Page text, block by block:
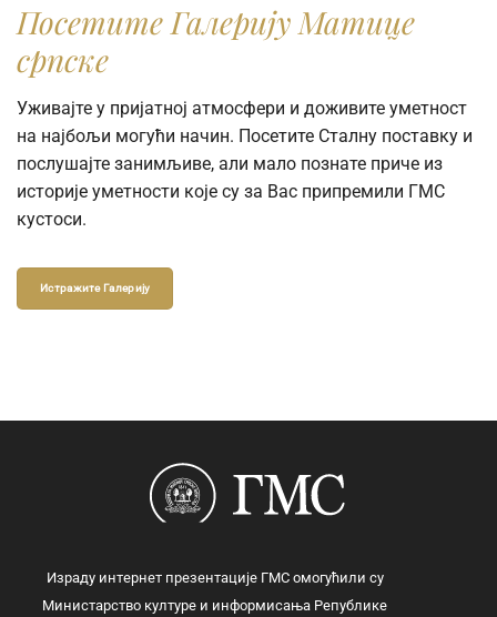
Посетите Галерију Матице
српске
Уживајте у пријатној атмосфери и доживите уметност
на најбољи могући начин. Посетите Сталну поставку и
послушајте занимљиве, али мало познате приче из
историје уметности које су за Вас припремили ГМС
кустоси.
Истражите Галерију
Израду интернет презентације ГМС омогућили су
Министарство културе и информисања Републике